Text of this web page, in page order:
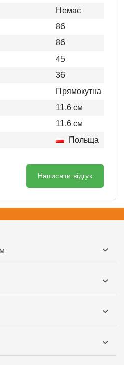
Немає
86
86
45
36
Прямокутна
11.6 см
11.6 см
Польща
Написати відгук